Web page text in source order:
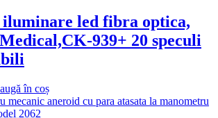
iluminare led fibra optica,
939+ 20 speculi
în coș